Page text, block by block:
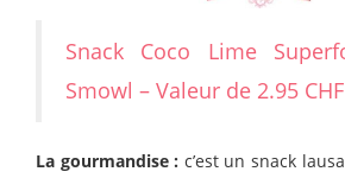
Snack Coco Lime
Smowl – Valeur de 2.95 CHF
La gourmandise : c’est un snack